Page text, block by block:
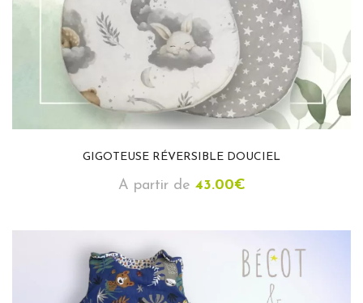
GIGOTEUSE RÉVERSIBLE DOUCIEL
A partir de 43.00€